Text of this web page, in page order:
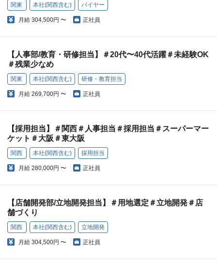
関東 本社(関西含む) バイヤー
月給 304,500円 〜 正社員
【人事部/教育・研修担当】＃20代〜40代活躍＃未経験OK
＃残業少なめ
関東 本社(関西含む) 研修・教育担当
月給 269,700円 〜 正社員
【採用担当】＃関西＃人事担当＃採用担当＃スーパーマー
ケット＃大阪＃東大阪
関西 本社(関西含む) 採用担当
月給 280,000円 〜 正社員
【店舗開発部/立地開発担当】＃用地選定＃立地開発＃店
舗づくり
関西 本社(関西含む) 立地開発
月給 304,500円 〜 正社員